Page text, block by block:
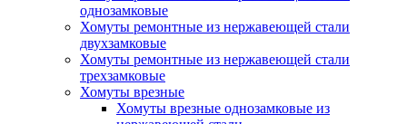
однозамковые
Хомуты ремонтные из нержавеющей стали
двухзамковые
Хомуты ремонтные из нержавеющей стали
трехзамковые
Хомуты врезные
Хомуты врезные однозамковые из